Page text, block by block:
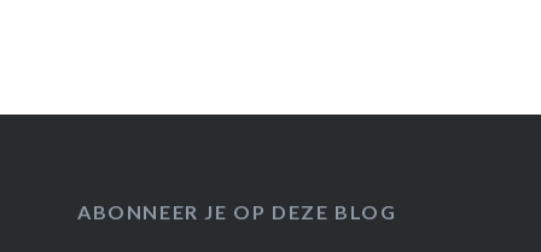
ABONNEER JE OP DEZE BLOG